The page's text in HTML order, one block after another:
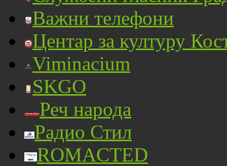
Важни телефони
Центар за културу
Viminacium
SKGO
Реч народа
Радио Стил
ROMACTED